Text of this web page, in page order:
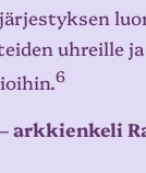
uhreille ja
6
arkkienkeli